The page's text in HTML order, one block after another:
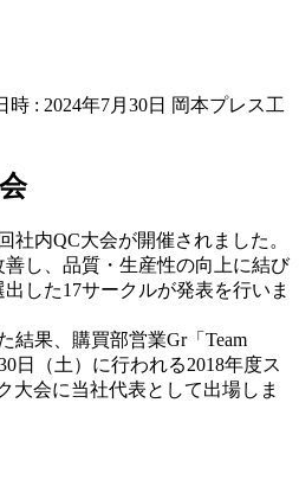
時 : 2024年7月30日 岡本プレス工
社内QC大会が開催されました。
し、品質・生産性の向上に結び
した17サークルが発表を行いま
結果、購買部営業Gr「Team
日（土）に行われる2018年度ス
大会に当社代表として出場しま